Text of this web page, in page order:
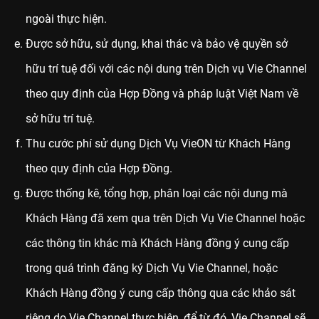
ngoài thực hiện.
Được sở hữu, sử dụng, khai thác và bảo vệ quyền sở
hữu trí tuệ đối với các nội dung trên Dịch vụ Vie Channel
theo quy định của Hợp Đồng và pháp luật Việt Nam về
sở hữu trí tuệ.
Thu cước phí sử dụng Dịch Vụ VieON từ Khách Hàng
theo quy định của Hợp Đồng.
Được thống kê, tổng hợp, phân loại các nội dung mà
Khách Hàng đã xem qua trên Dịch Vụ Vie Channel hoặc
các thông tin khác mà Khách Hàng đồng ý cung cấp
trong quá trình đăng ký Dịch Vụ Vie Channel, hoặc
Khách Hàng đồng ý cung cấp thông qua các khảo sát